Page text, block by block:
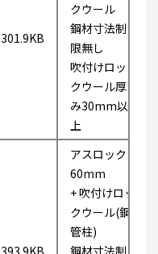
301.9KB
クウール
鋼材寸法制
限無し
吹付けロッ
クウール厚
み30mm以
上
393.9KB
アスロック
60mm
+ 吹付けロッ
クウール(鋼
管柱)
鋼材寸法制